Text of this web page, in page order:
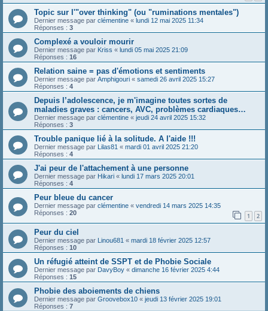
Topic sur l'"over thinking" (ou "ruminations mentales")
Dernier message par clémentine « lundi 12 mai 2025 11:34
Réponses : 3
Complexé a vouloir mourir
Dernier message par Kriss « lundi 05 mai 2025 21:09
Réponses : 16
Relation saine = pas d'émotions et sentiments
Dernier message par Amphigouri « samedi 26 avril 2025 15:27
Réponses : 4
Depuis l’adolescence, je m'imagine toutes sortes de
maladies graves : cancers, AVC, problèmes cardiaques…
Dernier message par clémentine « jeudi 24 avril 2025 15:32
Réponses : 3
Trouble panique lié à la solitude. A l'aide !!!
Dernier message par Lilas81 « mardi 01 avril 2025 21:20
Réponses : 4
J'ai peur de l'attachement à une personne
Dernier message par Hikari « lundi 17 mars 2025 20:01
Réponses : 4
Peur bleue du cancer
Dernier message par clémentine « vendredi 14 mars 2025 14:35
Réponses : 20 1 2
Peur du ciel
Dernier message par Linou681 « mardi 18 février 2025 12:57
Réponses : 10
Un réfugié atteint de SSPT et de Phobie Sociale
Dernier message par DavyBoy « dimanche 16 février 2025 4:44
Réponses : 15
Phobie des aboiements de chiens
Dernier message par Groovebox10 « jeudi 13 février 2025 19:01
Réponses : 7